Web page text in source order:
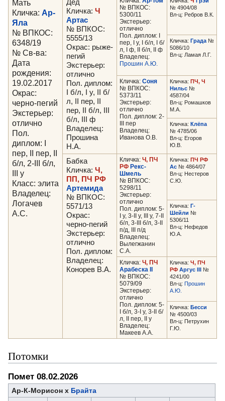
Мать
Кличка: Ар-
Яла
№ ВПКОС:
6348/19
№ Св-ва:
Дата
рождения:
19.02.2017
Окрас:
черно-пегий
Экстерьер:
отлично
Пол.
диплом: I
пер, II пер, II
б/л, 2-III б/л,
III у
Класс: элита
Владелец:
Логачев
А.С.
Дед
Кличка: Ч
Артас
№ ВПКОС:
5555/13
Окрас: рыже-
пегий
Экстерьер:
отлично
Пол. диплом:
I б/л, I у, II б/
л, II пер, II
пер, II б/л, III
б/л, III ф
Владелец:
Прошина
Н.А.
№ ВПКОС:
5300/11
Экстерьер:
отлично
Пол. диплом: I
пер, I у, I б/л, I б/
л, I ф, II б/л, II ф
Владелец:
Прошин А.Ю.
№ 4904/08
Вл-ц: Ребров В.К.
Кличка: Града №
5086/10
Вл-ц: Ламая Л.Г.
Кличка: Соня
№ ВПКОС:
5373/11
Экстерьер:
отлично
Пол. диплом: 2-
III пер
Владелец:
Иванова О.В.
Кличка: ПЧ, Ч
Нильс №
4587/04
Вл-ц: Ромашков
М.А.
Кличка: Клёпа
№ 4785/06
Вл-ц: Егоров
Ю.В.
Бабка
Кличка: Ч,
ПП, ПЧ РФ
Артемида
№ ВПКОС:
5571/13
Окрас:
черно-пегий
Экстерьер:
отлично
Пол. диплом:
Владелец:
Конорев В.А.
Кличка: Ч, ПЧ
РФ Рекс-
Шмель
№ ВПКОС:
5298/11
Экстерьер:
отлично
Пол. диплом: 5-
I у, 3-II у, III у, 7-II
б/л, 3-III б/л, 3-II
п/д, III п/д
Владелец:
Вылегжанин
С.А.
Кличка: ПЧ РФ
Ас № 4864/07
Вл-ц: Нестеров
С.Ю.
Кличка: Г-
Шейли №
5306/11
Вл-ц: Нефедов
Ю.А.
Кличка: Ч, ПЧ
Арабеска II
№ ВПКОС:
5079/09
Экстерьер:
отлично
Пол. диплом: 5-
I б/л, 3-I у, 3-II б/
л, II пер, II у
Владелец:
Макеев А.А.
Кличка: Ч, ПЧ
РФ Аргус III
№
4241/00
Вл-ц: Прошин
А.Ю.
Кличка: Бесси
№ 4500/03
Вл-ц: Петрухин
Г.Ю.
Потомки
Помет 08.02.2026
Ар-К-Морисон х Брайта